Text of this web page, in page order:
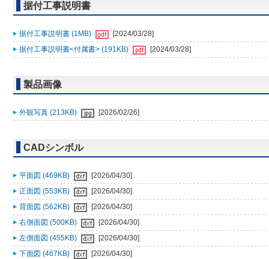
据付工事説明書
据付工事説明書 (1MB)
[2024/03/28]
据付工事説明書<付属書> (191KB)
[2024/03/28]
製品画像
外観写真 (213KB) [2026/02/26]
CADシンボル
平面図 (469KB)
[2026/04/30]
正面図 (553KB)
[2026/04/30]
背面図 (562KB)
[2026/04/30]
右側面図 (500KB)
[2026/04/30]
左側面図 (455KB)
[2026/04/30]
下面図 (467KB)
[2026/04/30]